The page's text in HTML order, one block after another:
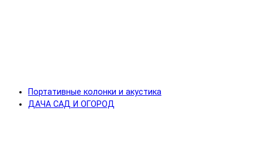
Портативные колонки и акустика
ДАЧА САД И ОГОРОД